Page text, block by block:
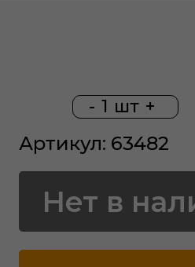
- 1 шт +
Артикул: 63482
Нет в